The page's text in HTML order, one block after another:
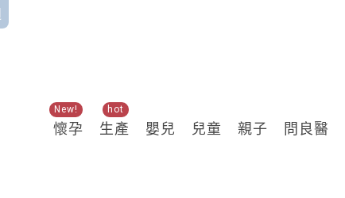
懷孕
New!
生產
hot
嬰兒 兒童 親子 問良醫
關鍵熱搜